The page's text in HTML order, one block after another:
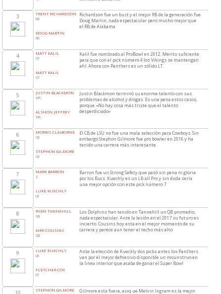
3
4
5
6
7
8
9
10
TRENT RICHARDSON
RB
DOUG MARTIN
RB
Richardson fue un bust y el mejor RB de la generación fue
Doug Martin, nada espectacular pero mucho mejor que
el RB de Alabama
MATT KALIL
OT
MATT KALIL
OT
Kalil fue nombrado al ProBowl en 2012. Merito suficiente
para que con el pick número 4 los Vikings se mantengan
ahí. Ahora con Panthers es un sólido LT.
JUSTIN BLACKMON
WR
ALSHON JEFFREY
WR
Justin Blackmon terminó su enorme talento con sus
problemas de alcohol y drogas. Es una pena estos casos,
porque «No hay cosa más triste que el talento
desperdiciado»
MORRIS CLAIBORNE
CB
STEPHON GILMORE
CB
El CB de LSU no fue una mala selección para Cowboys. Sin
embargo Stephon Gilmore fue pro bowler en 2016 y ha
tenido una carrera más interesante.
MARK BARRON
S
LUKE KUECHLY
LB
Barron fue un Strong Safety que pasó sin pena ni gloria
por los Bucs. Kuechly es un LB all Pro y sin duda sería
una mejor opción con este pick número 7
RYAN TANNEHILL
QB
KIRK COUSINS
QB
Los Dolphins han tenido en Tannehill un QB promedio,
nada espectacular. Ante la lesión en el 2017 su futuro es
incierto. Cousins hoy esta en el mejor momento de su
carrera y parece aun tener el techo más alto
LUKE KUECHLY
LB
FLETCHER COX
DT
Ante la elección de Kueckly dos picks antes los Panthers
van por el mejor defnesivo disponible un mounstruo en
la linea interior que acaba de ganar el Super Bowl
STEPHON GILMORE
Gilmore esta fuera, asiq ue Melvin Ingram es la mejor